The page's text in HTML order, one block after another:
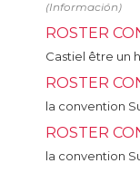
(Información)
ROSTER
Castiel être un
ROSTER
la convention
ROSTER
la convention